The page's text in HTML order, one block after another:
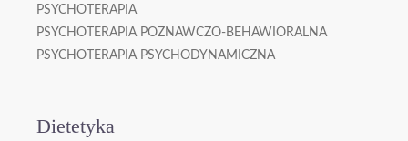
PSYCHOTERAPIA
PSYCHOTERAPIA POZNAWCZO-BEHAWIORALNA
PSYCHOTERAPIA PSYCHODYNAMICZNA
Dietetyka